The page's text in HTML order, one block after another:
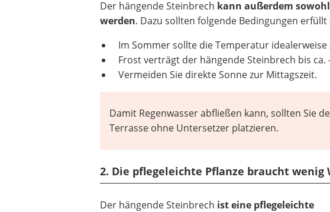
Der hängende Steinbrech kann außerdem
werden. Dazu sollten folgende Bedingungen erfüllt
Im Sommer sollte die Temperatur idealerweise
Frost verträgt der hängende Steinbrech bis ca. -
Vermeiden Sie direkte Sonne zur Mittagszeit.
Damit Regenwasser abfließen kann, sollten Sie
Terrasse ohne Untersetzer platzieren.
2. Die pflegeleichte Pflanze braucht
Der hängende Steinbrech ist eine pflegeleichte